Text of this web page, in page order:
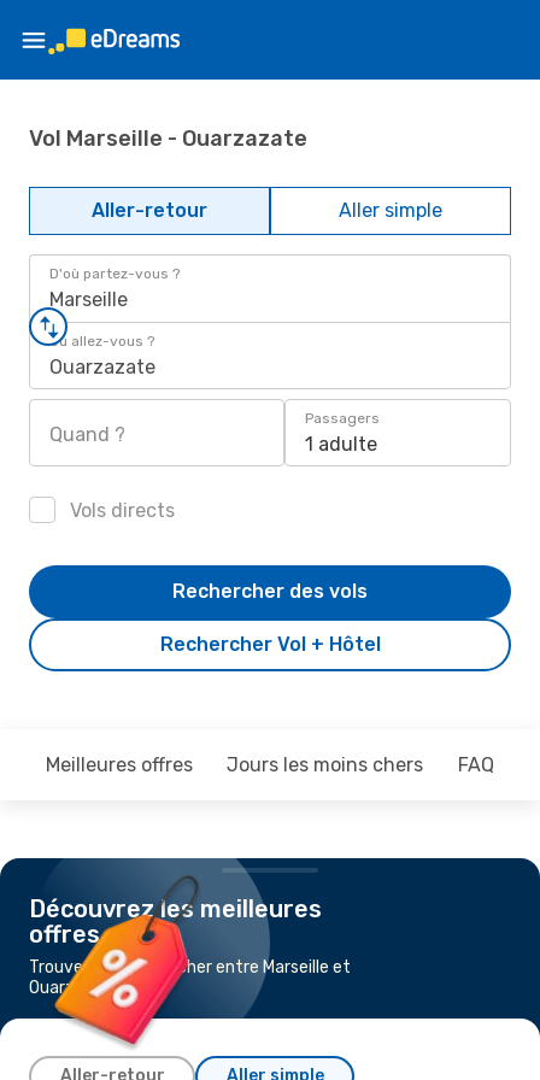
Vol Marseille - Ouarzazate
Aller-retour Aller simple
D'où partez-vous ?
Marseille
Où allez-vous ?
Ouarzazate
Quand ?
Passagers
1 adulte
Vols directs
Rechercher Vol + Hôtel
Rechercher des vols
Meilleures offres Jours les moins chers FAQ
Découvrez les meilleures
offres
Trouvez un vol pas cher entre Marseille et
Ouarzazate
Aller-retour Aller simple